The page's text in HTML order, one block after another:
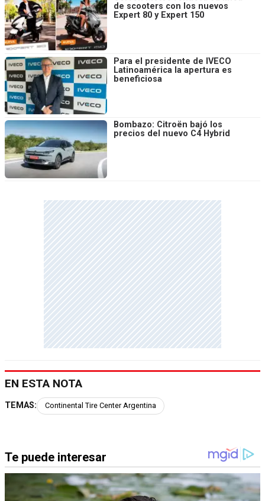
de scooters con los nuevos
Expert 80 y Expert 150
Para el presidente de IVECO
Latinoamérica la apertura es
beneficiosa
Bombazo: Citroën bajó los
precios del nuevo C4 Hybrid
EN ESTA NOTA
TEMAS: Continental Tire Center Argentina